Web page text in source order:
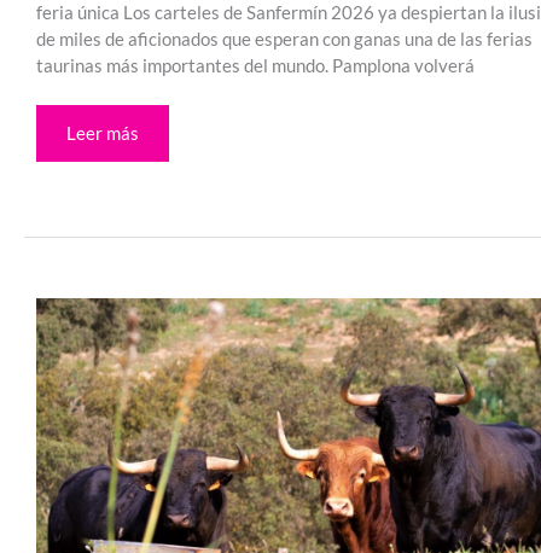
feria única Los carteles de Sanfermín 2026 ya despiertan la
de miles de aficionados que esperan con ganas una de las ferias
taurinas más importantes del mundo. Pamplona volverá
Leer más
Toro
bravo